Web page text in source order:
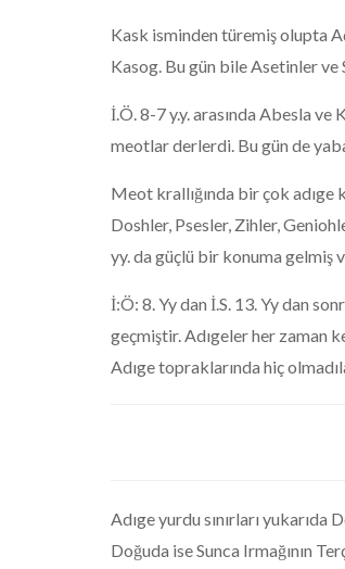
Kask isminden türemiş olupta
Kasog. Bu gün bile Asetinler ve
İ.Ö. 8-7 y.y. arasında Abesla
meotlar derlerdi. Bu gün de
Meot krallığında bir çok
Doshler, Psesler, Zihler,
yy. da güçlü bir konuma gelmiş
İ:Ö: 8. Yy dan İ.S. 13. Yy dan
geçmiştir. Adıgeler her zaman
Adıge topraklarında hiç
Adıge yurdu sınırları yukarıda
Doğuda ise Sunca Irmağının